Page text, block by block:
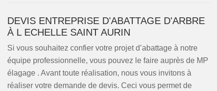
DEVIS ENTREPRISE D'ABATTAGE D'ARBRE
À L ECHELLE SAINT AURIN
Si vous souhaitez confier votre projet d’abattage à notre
équipe professionnelle, vous pouvez le faire auprès de MP
élagage . Avant toute réalisation, nous vous invitons à
réaliser votre demande de devis. Ceci vous permet de